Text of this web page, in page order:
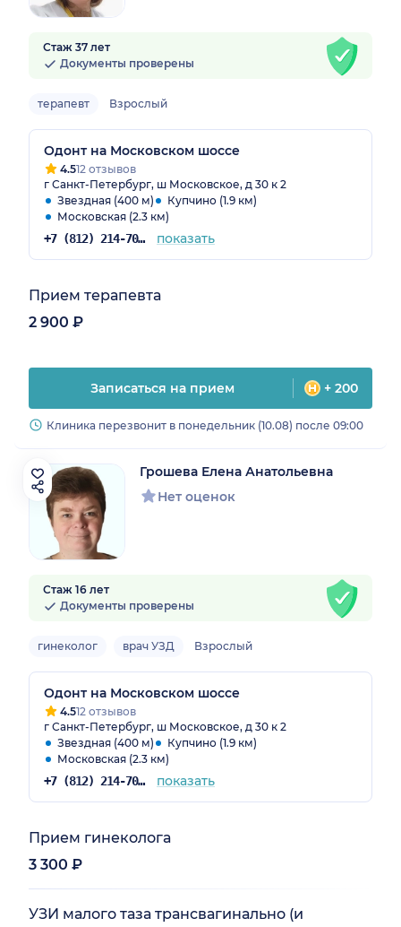
Стаж 37 лет
Документы проверены
терапевт Взрослый
Одонт на Московском шоссе
4.512 отзывов
г Санкт-Петербург, ш Московское, д 30 к 2
Звездная (400 м)
Купчино (1.9 км)
Московская (2.3 км)
+7 (812) 214-70-82 показать
Прием терапевта
2 900 ₽
Записаться на прием + 200
Клиника перезвонит в понедельник (10.08) после 09:00
Грошева Елена Анатольевна
Нет оценок
Стаж 16 лет
Документы проверены
гинеколог врач УЗД Взрослый
Одонт на Московском шоссе
4.512 отзывов
г Санкт-Петербург, ш Московское, д 30 к 2
Звездная (400 м)
Купчино (1.9 км)
Московская (2.3 км)
+7 (812) 214-70-82 показать
Прием гинеколога
3 300 ₽
УЗИ малого таза трансвагинально (и